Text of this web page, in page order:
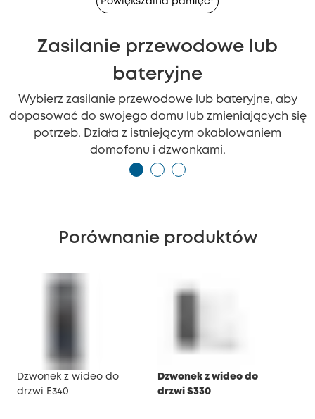
Zasilanie przewodowe lub
bateryjne
Wybierz zasilanie przewodowe lub bateryjne, aby
dopasować do swojego domu lub zmieniających się
potrzeb. Działa z istniejącym okablowaniem
domofonu i dzwonkami.
Porównanie produktów
Dzwonek z wideo do
drzwi E340
Dzwonek z wideo do
drzwi S330